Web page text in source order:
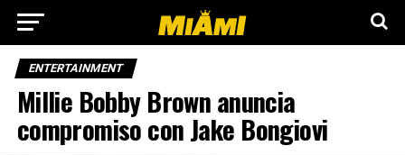
ENTERTAINMENT
Millie Bobby Brown anuncia
compromiso con Jake Bongiovi